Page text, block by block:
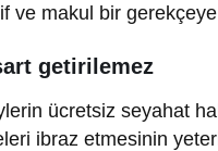
ve makul bir
getirilemez
ücretsiz seyahat
ibraz etmesinin